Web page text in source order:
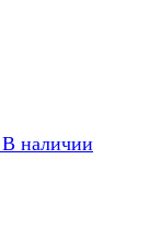
В наличии